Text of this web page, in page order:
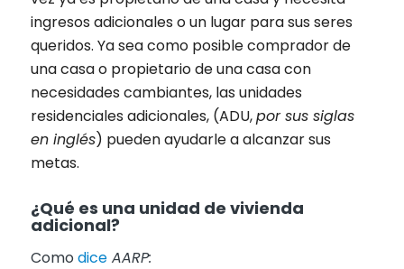
ingresos adicionales o un lugar para sus seres
queridos. Ya sea como posible comprador de
una casa o propietario de una casa con
necesidades cambiantes, las unidades
residenciales adicionales, (ADU,por sus siglas
en inglés) pueden ayudarle a alcanzar sus
metas.
¿Qué es una unidad de vivienda
adicional?
Como diceAARP: